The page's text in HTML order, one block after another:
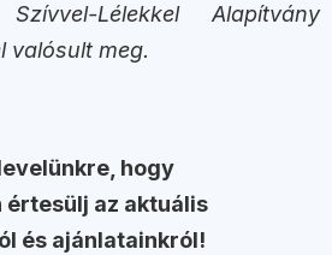
Lélekkel Alapítvány
valósult meg.
hogy
értesülj az aktuális
és ajánlatainkról!